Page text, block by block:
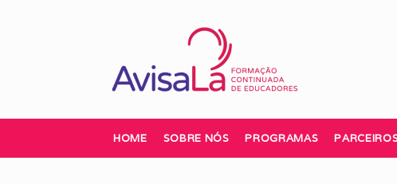
HOME SOBRE NÓS PROGRAMAS